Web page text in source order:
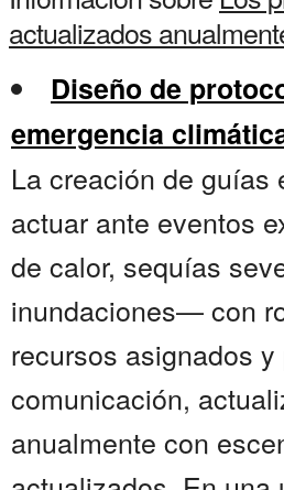
actualizados
Diseño de
emergencia
La creación de guías
actuar ante eventos
de calor, sequías
inundaciones— con
recursos asignados
comunicación,
anualmente con